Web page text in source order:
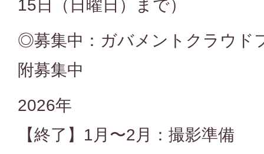
15日（日曜日）まで）
◎募集中：ガバメントクラウド
附募集中
2026年
【終了】1⽉〜2⽉：撮影準備